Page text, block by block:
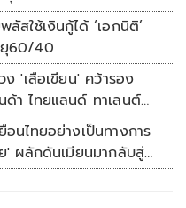
ลัสใช้เงินกู้ได้ ‘เอกนิติ’
ยุ60/40
'เสือเขียน' คว้ารอง
า ไทยแลนด์ ทาเลนต์
นไทยอย่างเป็นทางการ
ผลักดันเมียนมากลับสู่